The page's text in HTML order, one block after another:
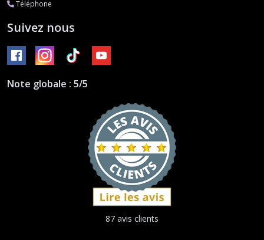
Téléphone
Suivez nous
Note globale : 5/5
87 avis clients